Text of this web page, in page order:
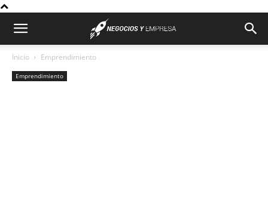
Inicio Emprendimiento
Emprendimiento